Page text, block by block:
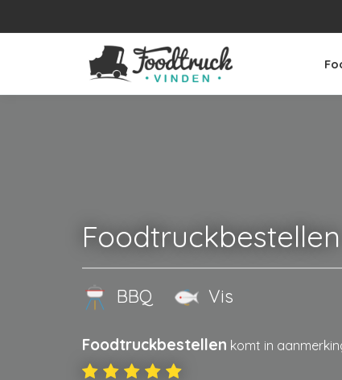
Foodtruckbestellen
BBQ Vis
Foodtruckbestellen komt in